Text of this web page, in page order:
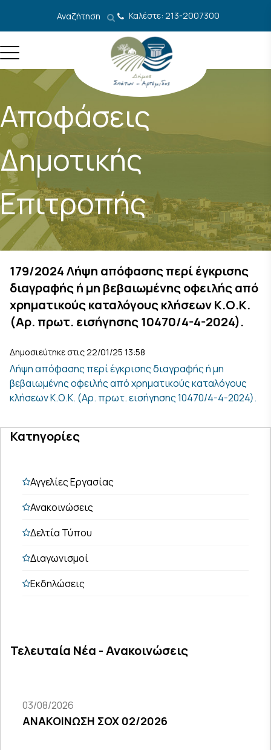
Αναζήτηση Καλέστε: 213-2007300
Αποφάσεις
Δημοτικής
Επιτροπής
179/2024 Λήψη απόφασης περί έγκρισης
διαγραφής ή μη βεβαιωμένης οφειλής από
χρηματικούς καταλόγους κλήσεων Κ.Ο.Κ.
(Αρ. πρωτ. εισήγησης 10470/4-4-2024).
Δημοσιεύτηκε στις 22/01/25 13:58
Λήψη απόφασης περί έγκρισης διαγραφής ή μη
βεβαιωμένης οφειλής από χρηματικούς καταλόγους
κλήσεων Κ.Ο.Κ. (Αρ. πρωτ. εισήγησης 10470/4-4-2024).
Κατηγορίες
Αγγελίες Εργασίας
Ανακοινώσεις
Δελτία Τύπου
Διαγωνισμοί
Εκδηλώσεις
Τελευταία Νέα - Ανακοινώσεις
03/08/2026
ΑΝΑΚΟΙΝΩΣΗ ΣΟΧ 02/2026